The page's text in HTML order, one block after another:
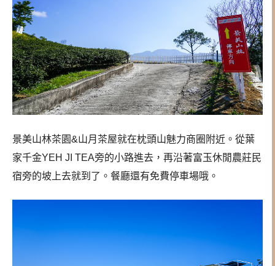
景美山林茶園&山月茶屋就在枕頭山魅力商圈附近。從葉
家千金YEH JI TEA旁的小路進去，再沿著富玉休閒農莊民
宿旁的坡上去就到了。餐廳還有免費停車場哦。